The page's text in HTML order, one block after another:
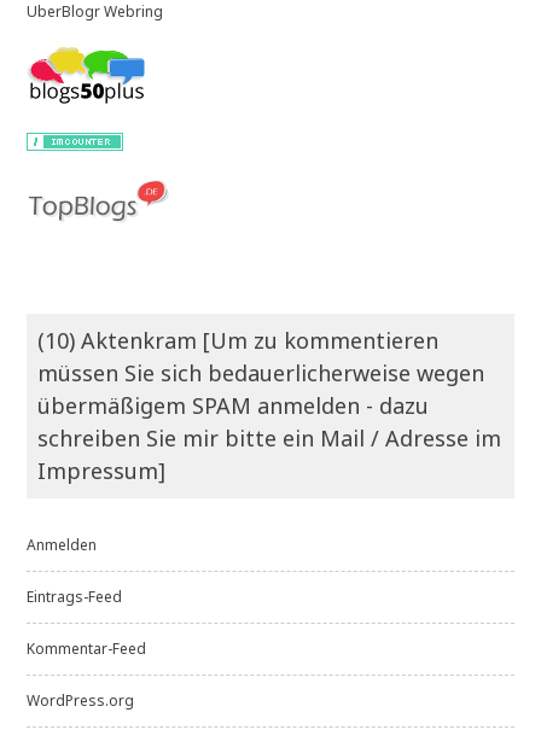
UberBlogr Webring
(10) Aktenkram [Um zu kommentieren
müssen Sie sich bedauerlicherweise wegen
übermäßigem SPAM anmelden - dazu
schreiben Sie mir bitte ein Mail / Adresse im
Impressum]
Anmelden
Eintrags-Feed
Kommentar-Feed
WordPress.org